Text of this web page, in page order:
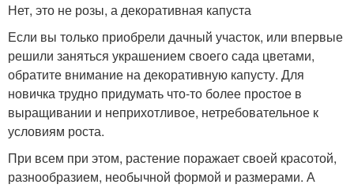
Нет, это не розы, а декоративная капуста
Если вы только приобрели дачный участок, или впервые
решили заняться украшением своего сада цветами,
обратите внимание на декоративную капусту. Для
новичка трудно придумать что-то более простое в
выращивании и неприхотливое, нетребовательное к
условиям роста.
При всем при этом, растение поражает своей красотой,
разнообразием, необычной формой и размерами. А